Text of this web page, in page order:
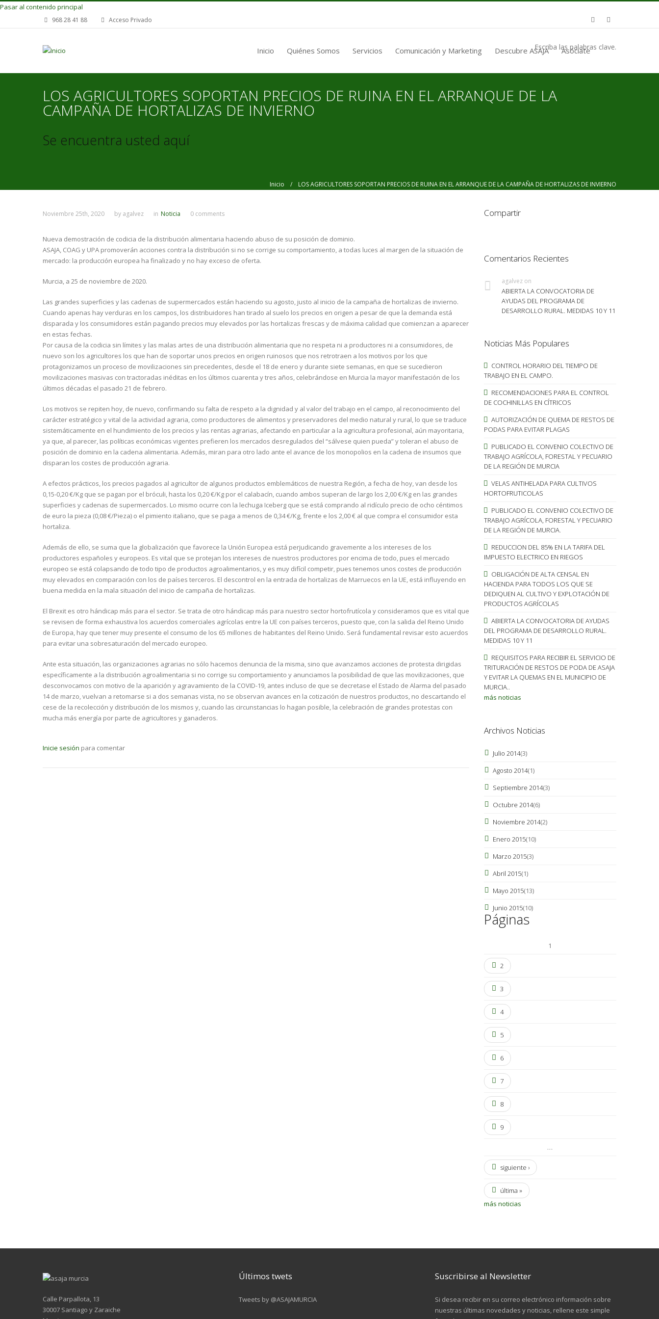
Pasar al contenido principal
968 28 41 88 Acceso Privado
Inicio Quiénes Somos Servicios Comunicación y Marketing Descubre ASAJA Asóciate
Escriba las palabras clave.
LOS AGRICULTORES SOPORTAN PRECIOS DE RUINA EN EL ARRANQUE DE LA
CAMPAÑA DE HORTALIZAS DE INVIERNO
Se encuentra usted aquí
Inicio / LOS AGRICULTORES SOPORTAN PRECIOS DE RUINA EN EL ARRANQUE DE LA CAMPAÑA DE HORTALIZAS DE INVIERNO
Noviembre 25th, 2020 by agalvez in Noticia 0 comments
Nueva demostración de codicia de la distribución alimentaria haciendo abuso de su posición de dominio.
ASAJA, COAG y UPA promoverán acciones contra la distribución si no se corrige su comportamiento, a todas luces al margen de la situación de
mercado: la producción europea ha finalizado y no hay exceso de oferta.
Murcia, a 25 de noviembre de 2020.
Las grandes superficies y las cadenas de supermercados están haciendo su agosto, justo al inicio de la campaña de hortalizas de invierno.
Cuando apenas hay verduras en los campos, los distribuidores han tirado al suelo los precios en origen a pesar de que la demanda está
disparada y los consumidores están pagando precios muy elevados por las hortalizas frescas y de máxima calidad que comienzan a aparecer
en estas fechas.
Por causa de la codicia sin límites y las malas artes de una distribución alimentaria que no respeta ni a productores ni a consumidores, de
nuevo son los agricultores los que han de soportar unos precios en origen ruinosos que nos retrotraen a los motivos por los que
protagonizamos un proceso de movilizaciones sin precedentes, desde el 18 de enero y durante siete semanas, en que se sucedieron
movilizaciones masivas con tractoradas inéditas en los últimos cuarenta y tres años, celebrándose en Murcia la mayor manifestación de los
últimos décadas el pasado 21 de febrero.
Los motivos se repiten hoy, de nuevo, confirmando su falta de respeto a la dignidad y al valor del trabajo en el campo, al reconocimiento del
carácter estratégico y vital de la actividad agraria, como productores de alimentos y preservadores del medio natural y rural, lo que se traduce
sistemáticamente en el hundimiento de los precios y las rentas agrarias, afectando en particular a la agricultura profesional, aún mayoritaria,
ya que, al parecer, las políticas económicas vigentes prefieren los mercados desregulados del “sálvese quien pueda” y toleran el abuso de
posición de dominio en la cadena alimentaria. Además, miran para otro lado ante el avance de los monopolios en la cadena de insumos que
disparan los costes de producción agraria.
A efectos prácticos, los precios pagados al agricultor de algunos productos emblemáticos de nuestra Región, a fecha de hoy, van desde los
0,15-0,20 €/Kg que se pagan por el bróculi, hasta los 0,20 €/Kg por el calabacín, cuando ambos superan de largo los 2,00 €/Kg en las grandes
superficies y cadenas de supermercados. Lo mismo ocurre con la lechuga Iceberg que se está comprando al ridículo precio de ocho céntimos
de euro la pieza (0,08 €/Pieza) o el pimiento italiano, que se paga a menos de 0,34 €/Kg, frente e los 2,00 € al que compra el consumidor esta
hortaliza.
Además de ello, se suma que la globalización que favorece la Unión Europea está perjudicando gravemente a los intereses de los
productores españoles y europeos. Es vital que se protejan los intereses de nuestros productores por encima de todo, pues el mercado
europeo se está colapsando de todo tipo de productos agroalimentarios, y es muy difícil competir, pues tenemos unos costes de producción
muy elevados en comparación con los de países terceros. El descontrol en la entrada de hortalizas de Marruecos en la UE, está influyendo en
buena medida en la mala situación del inicio de campaña de hortalizas.
El Brexit es otro hándicap más para el sector. Se trata de otro hándicap más para nuestro sector hortofrutícola y consideramos que es vital que
se revisen de forma exhaustiva los acuerdos comerciales agrícolas entre la UE con países terceros, puesto que, con la salida del Reino Unido
de Europa, hay que tener muy presente el consumo de los 65 millones de habitantes del Reino Unido. Será fundamental revisar esto acuerdos
para evitar una sobresaturación del mercado europeo.
Ante esta situación, las organizaciones agrarias no sólo hacemos denuncia de la misma, sino que avanzamos acciones de protesta dirigidas
específicamente a la distribución agroalimentaria si no corrige su comportamiento y anunciamos la posibilidad de que las movilizaciones, que
desconvocamos con motivo de la aparición y agravamiento de la COVID-19, antes incluso de que se decretase el Estado de Alarma del pasado
14 de marzo, vuelvan a retomarse si a dos semanas vista, no se observan avances en la cotización de nuestros productos, no descartando el
cese de la recolección y distribución de los mismos y, cuando las circunstancias lo hagan posible, la celebración de grandes protestas con
mucha más energía por parte de agricultores y ganaderos.
Inicie sesión para comentar
Compartir
Comentarios Recientes
agalvezon
ABIERTA LA CONVOCATORIA DE
AYUDAS DEL PROGRAMA DE
DESARROLLO RURAL. MEDIDAS 10 Y 11
Noticias Más Populares
CONTROL HORARIO DEL TIEMPO DE
TRABAJO EN EL CAMPO.
RECOMENDACIONES PARA EL CONTROL
DE COCHINILLAS EN CÍTRICOS
AUTORIZACIÓN DE QUEMA DE RESTOS DE
PODAS PARA EVITAR PLAGAS
PUBLICADO EL CONVENIO COLECTIVO DE
TRABAJO AGRÍCOLA, FORESTAL Y PECUARIO
DE LA REGIÓN DE MURCIA
VELAS ANTIHELADA PARA CULTIVOS
HORTOFRUTICOLAS
PUBLICADO EL CONVENIO COLECTIVO DE
TRABAJO AGRÍCOLA, FORESTAL Y PECUARIO
DE LA REGIÓN DE MURCIA.
REDUCCION DEL 85% EN LA TARIFA DEL
IMPUESTO ELECTRICO EN RIEGOS
OBLIGACIÓN DE ALTA CENSAL EN
HACIENDA PARA TODOS LOS QUE SE
DEDIQUEN AL CULTIVO Y EXPLOTACIÓN DE
PRODUCTOS AGRÍCOLAS
ABIERTA LA CONVOCATORIA DE AYUDAS
DEL PROGRAMA DE DESARROLLO RURAL.
MEDIDAS 10 Y 11
REQUISITOS PARA RECIBIR EL SERVICIO DE
TRITURACIÓN DE RESTOS DE PODA DE ASAJA
Y EVITAR LA QUEMAS EN EL MUNICIPIO DE
MURCIA..
más noticias
Archivos Noticias
Julio 2014(3)
Agosto 2014(1)
Septiembre 2014(3)
Octubre 2014(6)
Noviembre 2014(2)
Enero 2015(10)
Marzo 2015(3)
Abril 2015(1)
Mayo 2015(13)
Junio 2015(10)
Páginas
1
2
3
4
5
6
7
8
9
…
siguiente ›
última »
más noticias
Calle Parpallota, 13
30007 Santiago y Zaraiche
Últimos twets
Tweets by @ASAJAMURCIA
Suscribirse al Newsletter
Si desea recibir en su correo electrónico información sobre
nuestras últimas novedades y noticias, rellene este simple